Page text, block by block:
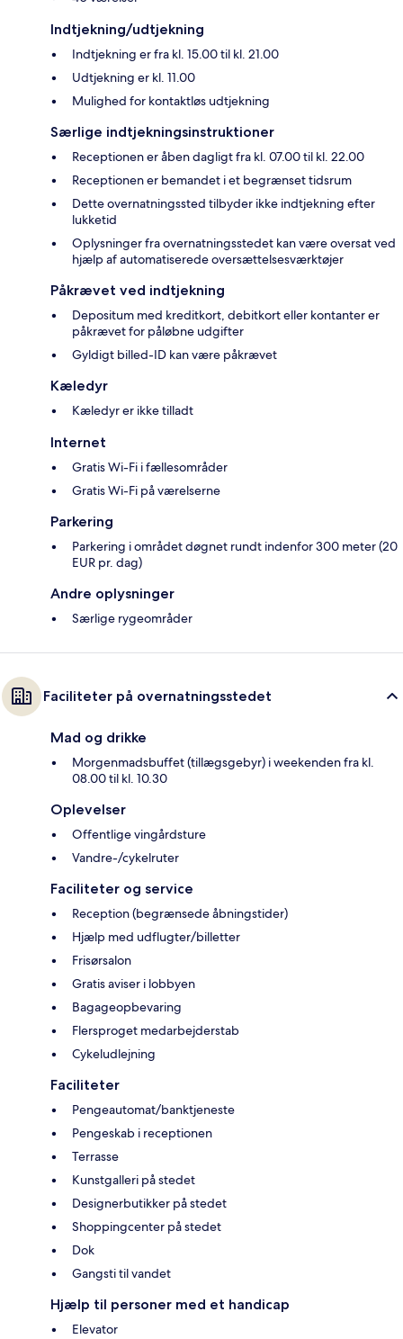
Indtjekning/udtjekning
Indtjekning er fra kl. 15.00 til kl. 21.00
Udtjekning er kl. 11.00
Mulighed for kontaktløs udtjekning
Særlige indtjekningsinstruktioner
Receptionen er åben dagligt fra kl. 07.00 til kl. 22.00
Receptionen er bemandet i et begrænset tidsrum
Dette overnatningssted tilbyder ikke indtjekning efter
lukketid
Oplysninger fra overnatningsstedet kan være oversat ved
hjælp af automatiserede oversættelsesværktøjer
Påkrævet ved indtjekning
Depositum med kreditkort, debitkort eller kontanter er
påkrævet for påløbne udgifter
Gyldigt billed-ID kan være påkrævet
Kæledyr
Kæledyr er ikke tilladt
Internet
Gratis Wi-Fi i fællesområder
Gratis Wi-Fi på værelserne
Parkering
Parkering i området døgnet rundt indenfor 300 meter (20
EUR pr. dag)
Andre oplysninger
Særlige rygeområder
Faciliteter på overnatningsstedet
Mad og drikke
Morgenmadsbuffet (tillægsgebyr) i weekenden fra kl.
08.00 til kl. 10.30
Oplevelser
Offentlige vingårdsture
Vandre-/cykelruter
Faciliteter og service
Reception (begrænsede åbningstider)
Hjælp med udflugter/billetter
Frisørsalon
Gratis aviser i lobbyen
Bagageopbevaring
Flersproget medarbejderstab
Cykeludlejning
Faciliteter
Pengeautomat/banktjeneste
Pengeskab i receptionen
Terrasse
Kunstgalleri på stedet
Designerbutikker på stedet
Shoppingcenter på stedet
Dok
Gangsti til vandet
Hjælp til personer med et handicap
Elevator